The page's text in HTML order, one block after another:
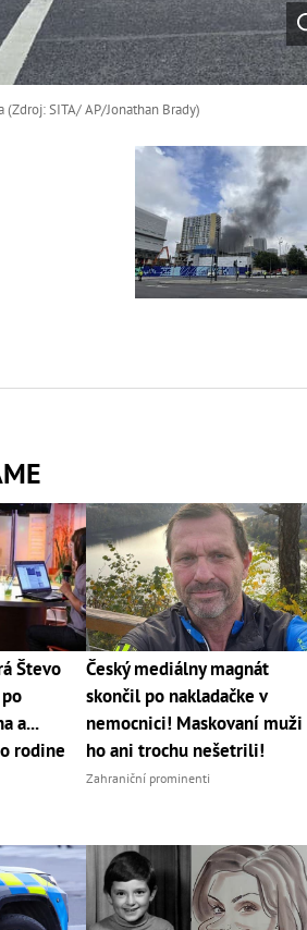
(Zdroj: SITA/ AP/Jonathan Brady)
Števo
a...
rodine
Český mediálny magnát
skončil po nakladačke v
nemocnici! Maskovaní muži
ho ani trochu nešetrili!
Zahraniční prominenti